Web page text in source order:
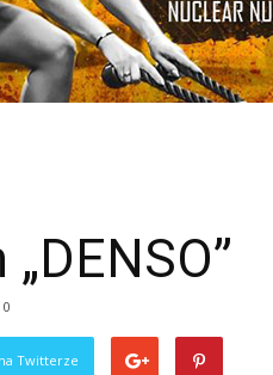
źródło
0
Twitterze